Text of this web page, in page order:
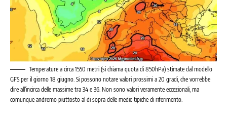
Temperature a circa 1550 metri (si chiama quota di 850hPa) stimate dal modello
GFS per il giorno 18 giugno. Si possono notare valori prossimi a 20 gradi, che vorrebbe
dire all’incirca delle massime tra 34 e 36. Non sono valori veramente eccezionali, ma
comunque andremo piuttosto al di sopra delle medie tipiche di riferimento.